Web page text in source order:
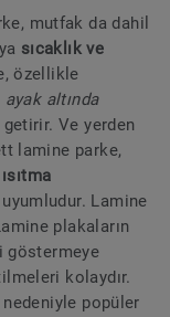
mutfak da dahil
sıcaklık ve
özellikle
ayak altında
Ve yerden
lamine parke,
Lamine
plakaların
göstermeye
kolaydır.
nedeniyle popüler